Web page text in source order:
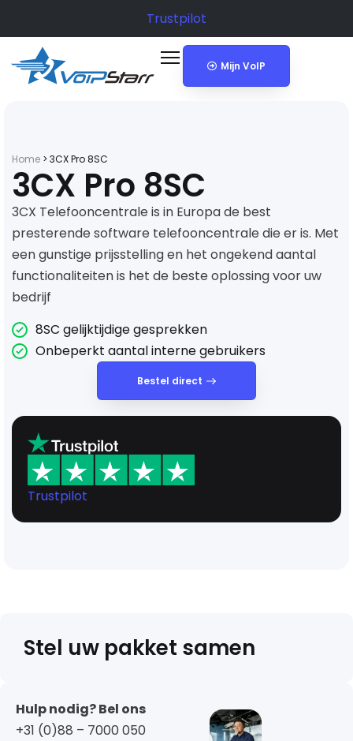
Trustpilot
Mijn VoIP
Home > 3CX Pro 8SC
3CX Pro 8SC
3CX Telefooncentrale is in Europa de best
presterende software telefooncentrale die er is. Met
een gunstige prijsstelling en het ongekend aantal
functionaliteiten is het de beste oplossing voor uw
bedrijf
8SC gelijktijdige gesprekken
Onbeperkt aantal interne gebruikers
Bestel direct
Trustpilot
Stel uw pakket samen
Hulp nodig? Bel ons
+31 (0)88 – 7000 050